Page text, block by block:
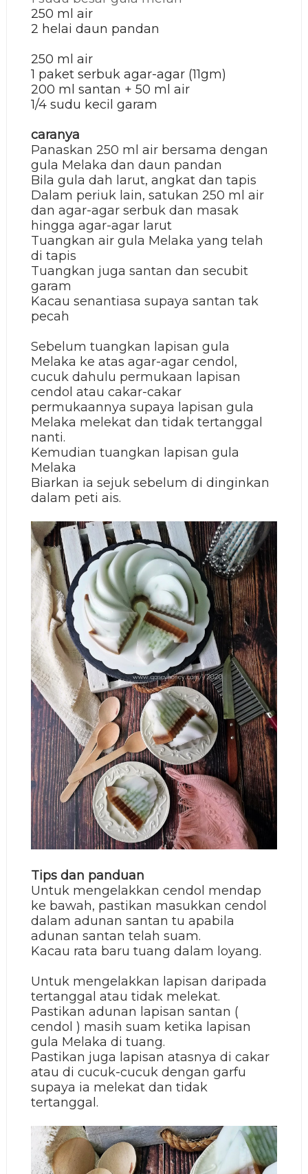
250 ml air
2 helai daun pandan
250 ml air
1 paket serbuk agar-agar (11gm)
200 ml santan + 50 ml air
1/4 sudu kecil garam
caranya
Panaskan 250 ml air bersama dengan
gula Melaka dan daun pandan
Bila gula dah larut, angkat dan tapis
Dalam periuk lain, satukan 250 ml air
dan agar-agar serbuk dan masak
hingga agar-agar larut
Tuangkan air gula Melaka yang telah
di tapis
Tuangkan juga santan dan secubit
garam
Kacau senantiasa supaya santan tak
pecah
Sebelum tuangkan lapisan gula
Melaka ke atas agar-agar cendol,
cucuk dahulu permukaan lapisan
cendol atau cakar-cakar
permukaannya supaya lapisan gula
Melaka melekat dan tidak tertanggal
nanti.
Kemudian tuangkan lapisan gula
Melaka
Biarkan ia sejuk sebelum di dinginkan
dalam peti ais.
Tips dan panduan
Untuk mengelakkan cendol mendap
ke bawah, pastikan masukkan cendol
dalam adunan santan tu apabila
adunan santan telah suam.
Kacau rata baru tuang dalam loyang.
Untuk mengelakkan lapisan daripada
tertanggal atau tidak melekat.
Pastikan adunan lapisan santan (
cendol ) masih suam ketika lapisan
gula Melaka di tuang.
Pastikan juga lapisan atasnya di cakar
atau di cucuk-cucuk dengan garfu
supaya ia melekat dan tidak
tertanggal.